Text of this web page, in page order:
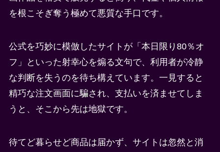
を根こそぎ奪う極めて悪質な手口です。
公式を巧妙に模倣したサイトが「本日限り80％オ
フ」といった射幸心を煽る文句で、利用者が冷静
な判断を失うのを待ち構えています。一見すると
精巧な注文画面に騙され、支払いを済ませてしま
うと、そこから先は地獄です。
待てど暮らせど商品は届かず、サイトは忽然と消